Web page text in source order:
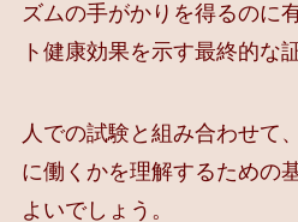
ズムの手がかりを得るのに
ト健康効果を示す最終的な
人での試験と組み合わせて
に働くかを理解するための
よいでしょう。